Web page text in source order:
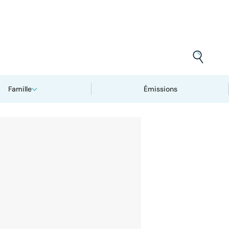
Famille Émissions